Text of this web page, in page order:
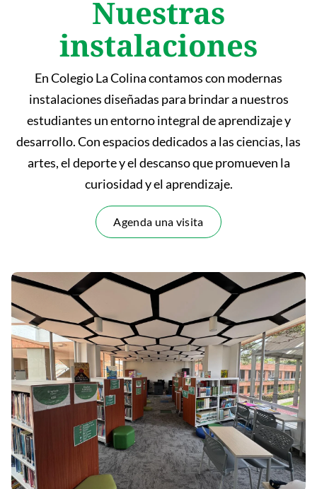
Nuestras
instalaciones
En Colegio La Colina contamos con modernas
instalaciones diseñadas para brindar a nuestros
estudiantes un entorno integral de aprendizaje y
desarrollo. Con espacios dedicados a las ciencias, las
artes, el deporte y el descanso que promueven la
curiosidad y el aprendizaje.
Agenda una visita